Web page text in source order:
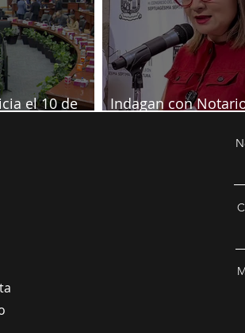
el 10 de
Indagan con